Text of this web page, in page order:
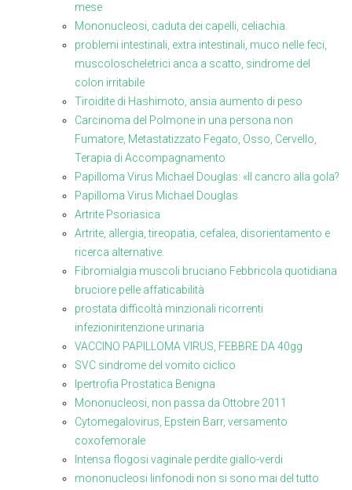
mese
Mononucleosi, caduta dei capelli, celiachia.
problemi intestinali, extra intestinali, muco nelle feci,
muscoloscheletrici anca a scatto, sindrome del
colon irritabile
Tiroidite di Hashimoto, ansia aumento di peso
Carcinoma del Polmone in una persona non
Fumatore, Metastatizzato Fegato, Osso, Cervello,
Terapia di Accompagnamento
Papilloma Virus Michael Douglas: «Il cancro alla gola?
Papilloma Virus Michael Douglas
Artrite Psoriasica
Artrite, allergia, tireopatia, cefalea, disorientamento e
ricerca alternative.
Fibromialgia muscoli bruciano Febbricola quotidiana
bruciore pelle affaticabilità
prostata difficoltà minzionali ricorrenti
infezioniritenzione urinaria
VACCINO PAPILLOMA VIRUS, FEBBRE DA 40gg
SVC sindrome del vomito ciclico
Ipertrofia Prostatica Benigna
Mononucleosi, non passa da Ottobre 2011
Cytomegalovirus, Epstein Barr, versamento
coxofemorale
Intensa flogosi vaginale perdite giallo-verdi
mononucleosi linfonodi non si sono mai del tutto